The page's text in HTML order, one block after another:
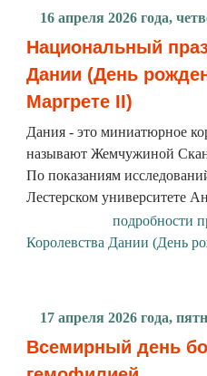
16 апреля 2026 года,
Национальный
Дании (День
Маргрете ІІ)
Дания - это миниатюрное
называют Жемчужиной
По показаниям
Лестерском университете
подробности
Королевства Дании (День
17 апреля 2026 года,
Всемирный день